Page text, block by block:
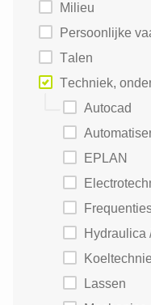
Milieu
Persoonlijke
Talen
Techniek,
Autocad
EPLAN
Lassen